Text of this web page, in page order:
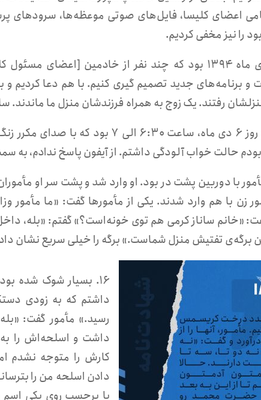
اعضای کلیسا، فایل‌های صوتی موعظه‌ها، سرودهای
را نیز مخفی کردیم.
۱۳. ۵ دی ماه ۱۳۹۴ بود که چند نفر از خادمین
و برنامه‌های جدید تصمیم گیری کنیم. با هم دعا کردیم و
رفتند. یک زوج به همراه فرزندشان منزل ما ماندند. ساعت ۳:۳۰ بامداد
۱۴. صبح روز ۶ دی ماه، ساعت ۶:۳۰ الی
حالت خواب آلودگی داشتم. از آیفون پاسخ ندادم، به
با دوربین پشت در بود. او وارد شد و پشت سر او
زن با هم وارد شدند. یکی از مأمورها گفت: «ما مأمور
«خانم ساناز کرمی هم توی خونه‌است؟» گفتم: «بله،
برگه‌ی تفتیش منزل‌ شماست.» برگه را خیلی سریع نشان داد
۱۶. بسیار شوک شده
داشتم که به زودی
رسید.» مأمور گفت:
داشت و اسلحه‌اش را
کارش را متوجه نشدم
دادن اسلحه من را
با برچسب روی یکی